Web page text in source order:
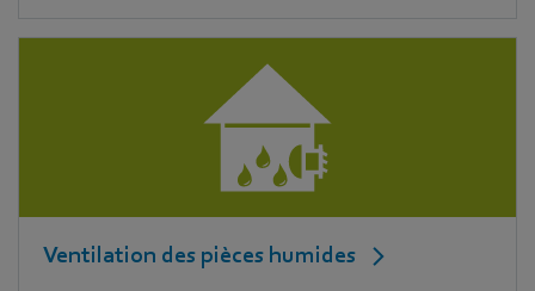
Ventilation des pièces humides